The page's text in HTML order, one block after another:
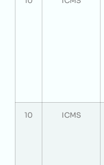
10 ICMS